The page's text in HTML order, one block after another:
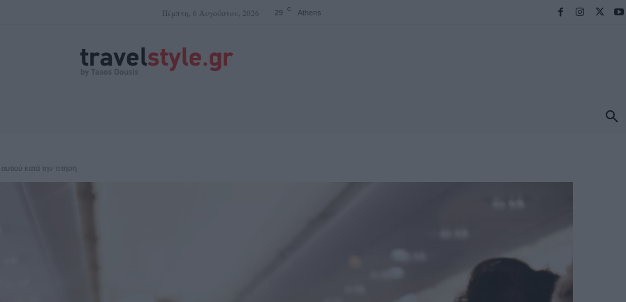
Πέμπτη, 6 Αυγούστου, 2026 29 C Athens
κατά την πτήση